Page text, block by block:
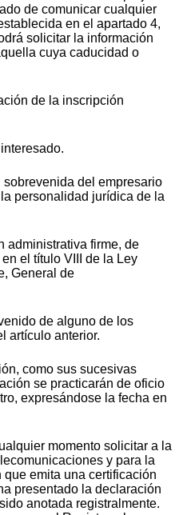
de comunicar cualquier
en el apartado 4,
solicitar la información
cuya caducidad o
de la inscripción
del empresario
personalidad jurídica de la
administrativa firme, de
el título VIII de la Ley
General de
de alguno de los
artículo anterior.
como sus sucesivas
se practicarán de oficio
expresándose la fecha en
momento solicitar a la
y para la
emita una certificación
presentado la declaración
anotada registralmente.